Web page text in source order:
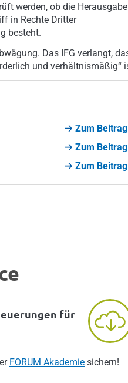
werden, ob die Herausgabe
in Rechte Dritter
besteht.
Das IFG verlangt,
und verhältnismäßig“
Zum Beitrag
Zum Beitrag
Zum Beitrag
für
FORUM Akademie sichern!